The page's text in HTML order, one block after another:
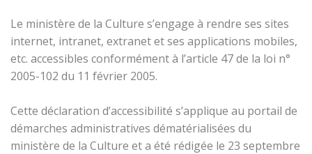
Le ministère de la Culture s’engage à rendre ses sites
internet, intranet, extranet et ses applications mobiles,
etc. accessibles conformément à l’article 47 de la loi n°
2005-102 du 11 février 2005.
Cette déclaration d’accessibilité s’applique au portail de
démarches administratives dématérialisées du
ministère de la Culture et a été rédigée le 23 septembre